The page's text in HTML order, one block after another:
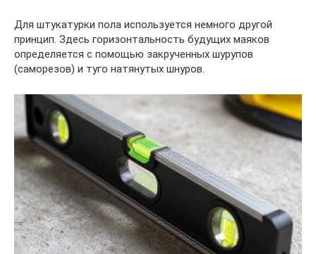
Для штукатурки пола используется немного другой
принцип. Здесь горизонтальность будущих маяков
определяется с помощью закрученных шурупов
(саморезов) и туго натянутых шнуров.